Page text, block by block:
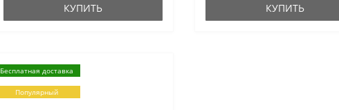
КУПИТЬ КУПИТЬ
Бесплатная доставка
Популярный